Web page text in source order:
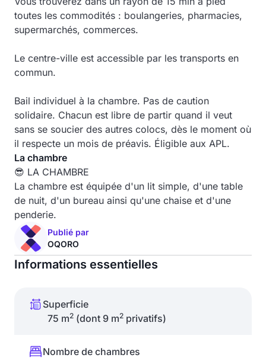
toutes les commodités : boulangeries, pharmacies,
supermarchés, commerces.
Le centre-ville est accessible par les transports en
commun.
Bail individuel à la chambre. Pas de caution
solidaire. Chacun est libre de partir quand il veut
sans se soucier des autres colocs, dès le moment où
il respecte un mois de préavis. Éligible aux APL.
La chambre
😎 LA CHAMBRE
La chambre est équipée d'un lit simple, d'une table
de nuit, d'un bureau ainsi qu'une chaise et d'une
penderie.
Publié par
OQORO
Informations essentielles
Superficie
75 m2 (dont 9 m2 privatifs)
Nombre de chambres